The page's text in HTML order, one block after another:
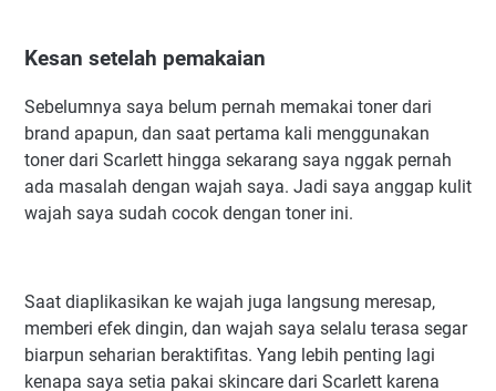
Kesan setelah pemakaian
Sebelumnya saya belum pernah memakai toner dari
brand apapun, dan saat pertama kali menggunakan
toner dari Scarlett hingga sekarang saya nggak pernah
ada masalah dengan wajah saya. Jadi saya anggap kulit
wajah saya sudah cocok dengan toner ini.
Saat diaplikasikan ke wajah juga langsung meresap,
memberi efek dingin, dan wajah saya selalu terasa segar
biarpun seharian beraktifitas. Yang lebih penting lagi
kenapa saya setia pakai skincare dari Scarlett karena